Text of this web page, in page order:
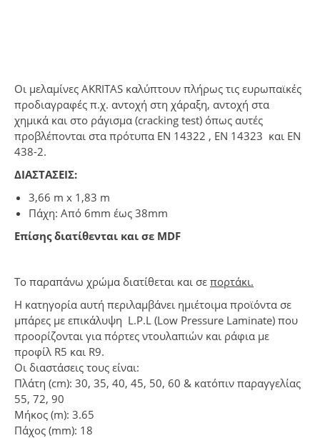
Οι μελαμίνες AKRITAS καλύπτουν πλήρως τις ευρωπαϊκές
προδιαγραφές π.χ. αντοχή στη χάραξη, αντοχή στα
χημικά και στο ράγισμα (cracking test) όπως αυτές
προβλέπονται στα πρότυπα ΕΝ 14322 , EN 14323 και ΕΝ
438-2.
ΔΙΑΣΤΑΣΕΙΣ:
3,66 m x 1,83 m
Πάχη: Από 6mm έως 38mm
Επίσης διατίθενται και σε MDF
Το παραπάνω χρώμα διατίθεται και σε πορτάκι.
Η κατηγορία αυτή περιλαμβάνει ημιέτοιμα προϊόντα σε
μπάρες με επικάλυψη L.P.L (Low Pressure Laminate) που
προορίζονται για πόρτες ντουλαπιών και ράφια με
προφίλ R5 και R9.
Οι διαστάσεις τους είναι:
Πλάτη (cm): 30, 35, 40, 45, 50, 60 & κατόπιν παραγγελίας
55, 72, 90
Μήκος (m): 3.65
Πάχος (mm): 18